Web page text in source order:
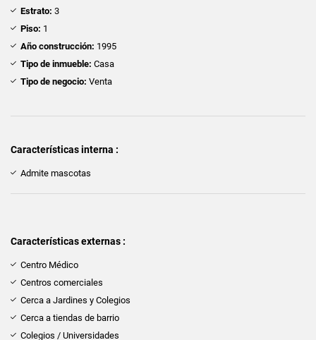
Estrato: 3
Piso: 1
Año construcción: 1995
Tipo de inmueble: Casa
Tipo de negocio: Venta
Características interna :
Admite mascotas
Características externas :
Centro Médico
Centros comerciales
Cerca a Jardines y Colegios
Cerca a tiendas de barrio
Colegios / Universidades